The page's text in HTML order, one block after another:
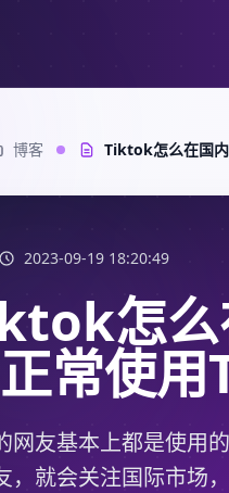
博客 Tiktok怎么在国
2023-09-19 18:20:49
怎么
常使
网友基本上都是使用
，就会关注国际市场